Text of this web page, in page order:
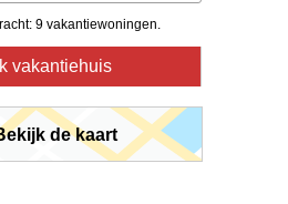
9 vakantiewoningen.
vakantiehuis
de kaart